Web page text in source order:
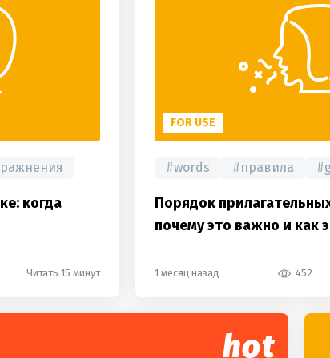
когда
Читать 15 минут
FOR USE
#words #правила #
Порядок
почему это важно и как
1 месяц назад 452
hot